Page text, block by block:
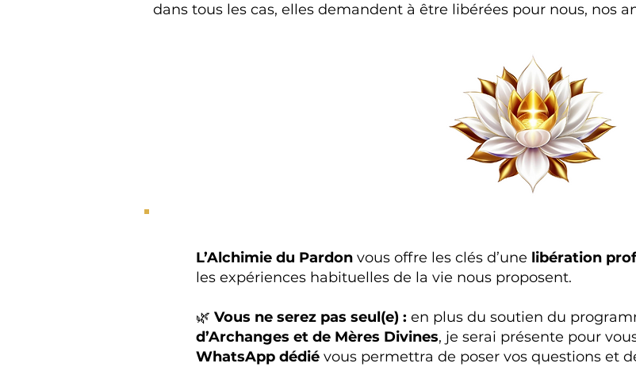
dans tous les cas, elles demandent à être libérées pour nous, nos
L’Alchimie du Pardon vous offre les clés d’une libération
les expériences habituelles de la vie nous proposent.
🌿 Vous ne serez pas seul(e) : en plus du soutien du
d’Archanges et de Mères Divines, je serai présente pour
WhatsApp dédié vous permettra de poser vos questions et